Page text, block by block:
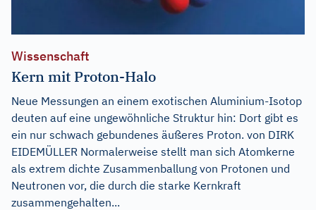
Wissenschaft
Kern mit Proton-Halo
Neue Messungen an einem exotischen Aluminium-Isotop
deuten auf eine ungewöhnliche Struktur hin: Dort gibt es
ein nur schwach gebundenes äußeres Proton. von DIRK
EIDEMÜLLER Normalerweise stellt man sich Atomkerne
als extrem dichte Zusammenballung von Protonen und
Neutronen vor, die durch die starke Kernkraft
zusammengehalten...